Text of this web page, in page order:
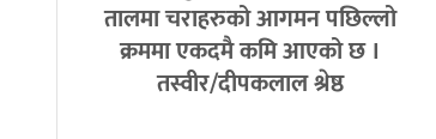
तालमा चराहरुको आगमन पछिल्लो
क्रममा एकदमै कमि आएको छ ।
तस्वीर/दीपकलाल श्रेष्ठ